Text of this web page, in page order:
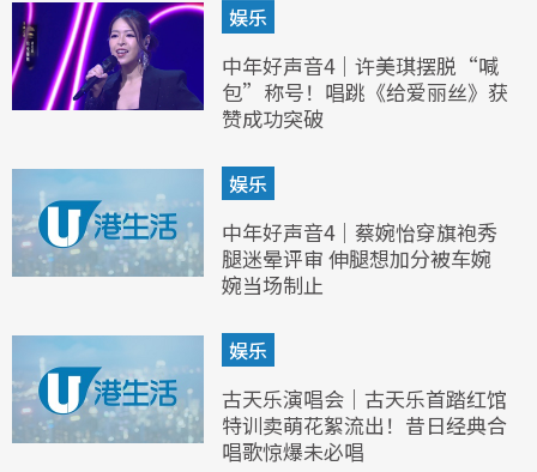
娱乐
中年好声音4｜许美琪摆脱“喊
包”称号！唱跳《给爱丽丝》获
赞成功突破
娱乐
中年好声音4｜蔡婉怡穿旗袍秀
腿迷晕评审 伸腿想加分被车婉
婉当场制止
娱乐
古天乐演唱会｜古天乐首踏红馆
特训卖萌花絮流出！昔日经典合
唱歌惊爆未必唱